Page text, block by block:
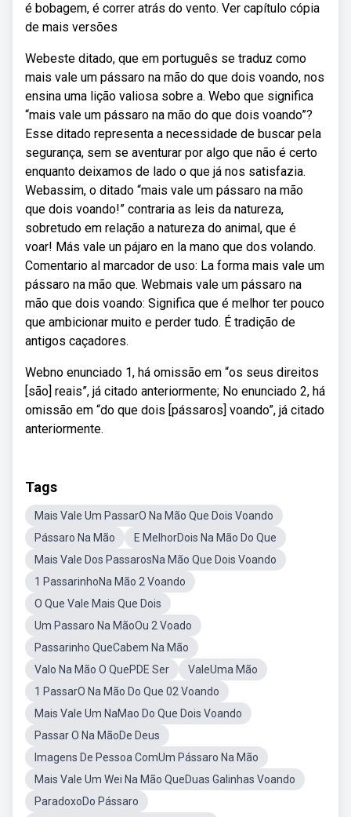
é bobagem, é correr atrás do vento. Ver capítulo cópia
de mais versões
Webeste ditado, que em português se traduz como
mais vale um pássaro na mão do que dois voando, nos
ensina uma lição valiosa sobre a. Webo que significa
“mais vale um pássaro na mão do que dois voando”?
Esse ditado representa a necessidade de buscar pela
segurança, sem se aventurar por algo que não é certo
enquanto deixamos de lado o que já nos satisfazia.
Webassim, o ditado “mais vale um pássaro na mão
que dois voando!” contraria as leis da natureza,
sobretudo em relação a natureza do animal, que é
voar! Más vale un pájaro en la mano que dos volando.
Comentario al marcador de uso: La forma mais vale um
pássaro na mão que. Webmais vale um pássaro na
mão que dois voando: Significa que é melhor ter pouco
que ambicionar muito e perder tudo. É tradição de
antigos caçadores.
Webno enunciado 1, há omissão em “os seus direitos
[são] reais”, já citado anteriormente; No enunciado 2, há
omissão em “do que dois [pássaros] voando”, já citado
anteriormente.
Tags
Mais Vale Um PassarO Na Mão Que Dois Voando
Pássaro Na Mão
E MelhorDois Na Mão Do Que
Mais Vale Dos PassarosNa Mão Que Dois Voando
1 PassarinhoNa Mão 2 Voando
O Que Vale Mais Que Dois
Um Passaro Na MãoOu 2 Voado
Passarinho QueCabem Na Mão
Valo Na Mão O QuePDE Ser
ValeUma Mão
1 PassarO Na Mão Do Que 02 Voando
Mais Vale Um NaMao Do Que Dois Voando
Passar O Na MãoDe Deus
Imagens De Pessoa ComUm Pássaro Na Mão
Mais Vale Um Wei Na Mão QueDuas Galinhas Voando
ParadoxoDo Pássaro